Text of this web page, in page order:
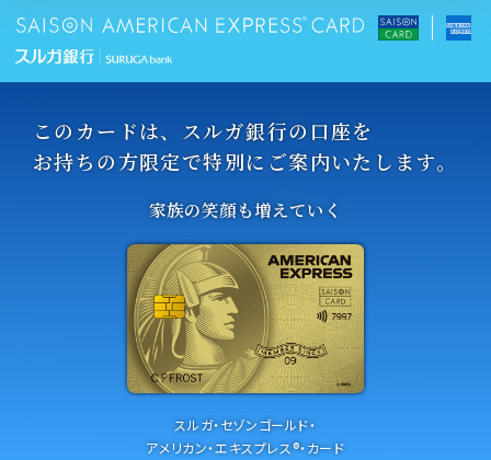
このカードは、 スルガ銀行の口座を
お持ちの方限定で特別にご案内いたします。
家族の笑顔も増えていく
スルガ・セゾンゴールド・
アメリカン・エキスプレス®・カード